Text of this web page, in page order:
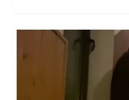
błyskawiczny
do tragedii.